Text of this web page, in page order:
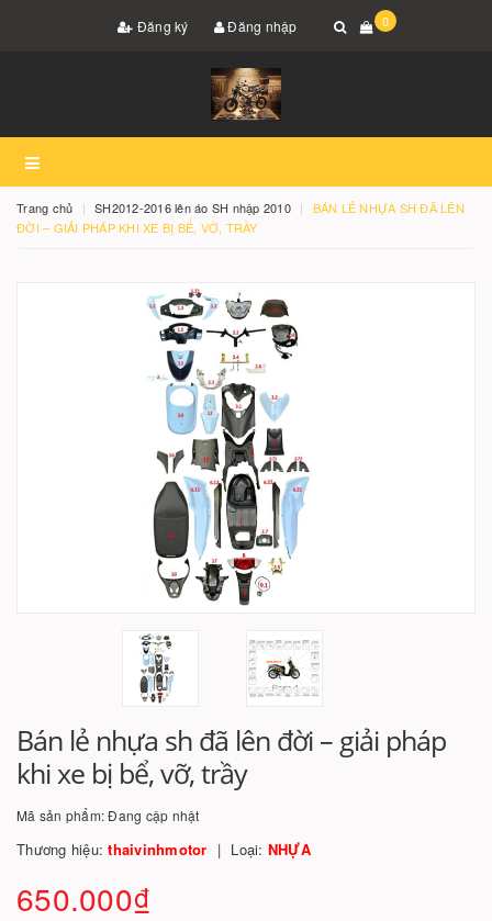
Đăng ký Đăng nhập 0
Trang chủ SH2012-2016 lên áo SH nhập 2010
BÁN LẺ NHỰA SH ĐÃ LÊN
ĐỜI – GIẢI PHÁP KHI XE BỊ BỂ, VỠ, TRẦY
Bán lẻ nhựa sh đã lên đời – giải pháp
khi xe bị bể, vỡ, trầy
Mã sản phẩm:Đang cập nhật
Thương hiệu:thaivinhmotor Loại: NHỰA
650.000₫